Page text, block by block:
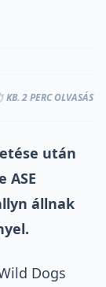
2 PERC OLVASÁS
után
ASE
állnak
Dogs